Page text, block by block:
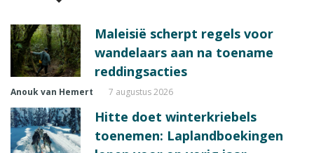
Maleisië scherpt regels voor
wandelaars aan na toename
reddingsacties
Anouk van Hemert 7 augustus 2026
Hitte doet winterkriebels
toenemen: Laplandboekingen